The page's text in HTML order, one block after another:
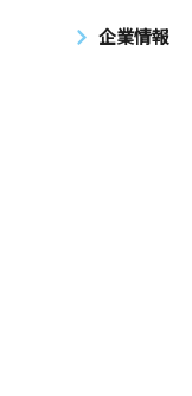
企業情報